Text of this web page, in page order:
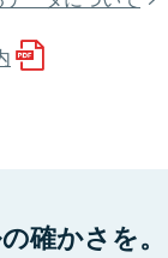
確かさを。